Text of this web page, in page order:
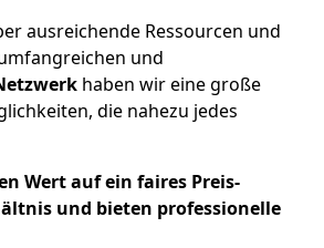
ausreichende Ressourcen und
und
haben wir eine große
die nahezu jedes
Wert auf ein faires Preis-
und bieten professionelle